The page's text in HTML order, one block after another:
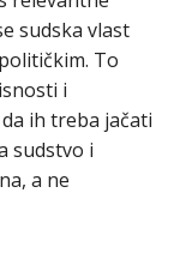
sudska vlast
To
i
ih treba jačati
sudstvo i
a ne